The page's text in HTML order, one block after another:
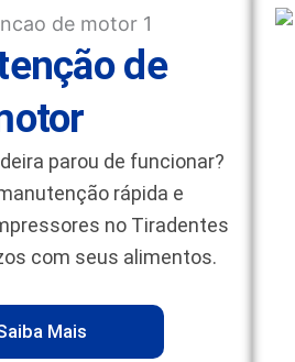
de
parou de funcionar?
rápida e
no Tiradentes
com seus alimentos.
Mais